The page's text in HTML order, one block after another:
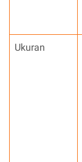
Ukuran